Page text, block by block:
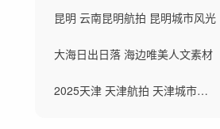
昆明 云南昆明航拍 昆明城市风光
大海日出日落 海边唯美人文素材
2025天津 天津航拍 天津城市宣传片